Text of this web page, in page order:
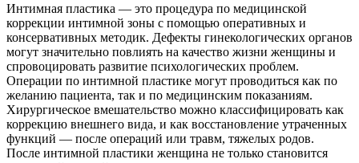
Интимная пластика — это процедура по медицинской
коррекции интимной зоны с помощью оперативных и
консервативных методик. Дефекты гинекологических органов
могут значительно повлиять на качество жизни женщины и
спровоцировать развитие психологических проблем.
Операции по интимной пластике могут проводиться как по
желанию пациента, так и по медицинским показаниям.
Хирургическое вмешательство можно классифицировать как
коррекцию внешнего вида, и как восстановление утраченных
функций — после операций или травм, тяжелых родов.
После интимной пластики женщина не только становится